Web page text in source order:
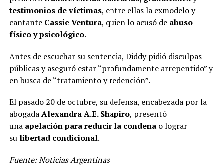
testimonios de víctimas, entre ellas la exmodelo y
cantante Cassie Ventura, quien lo acusó de abuso
físico y psicológico.
Antes de escuchar su sentencia, Diddy pidió disculpas
públicas y aseguró estar “profundamente arrepentido” y
en busca de “tratamiento y redención”.
El pasado 20 de octubre, su defensa, encabezada por la
abogadaAlexandra A.E. Shapiro, presentó
una apelación para reducir la condenao lograr
su libertad condicional.
Fuente: Noticias Argentinas